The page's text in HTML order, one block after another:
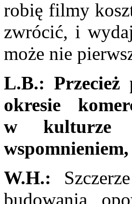
robię filmy
zwrócić, i
może nie
L.B.:
okresie
w kulturze
W.H.:
budowania